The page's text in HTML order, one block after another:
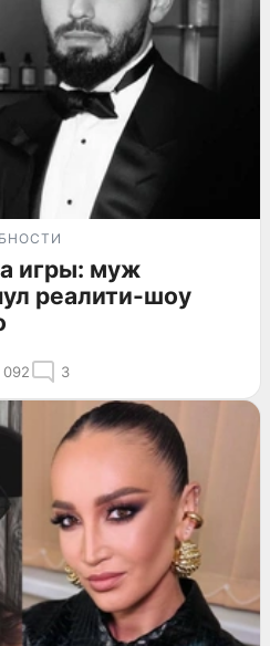
игры: муж
реалити-шоу
092 3